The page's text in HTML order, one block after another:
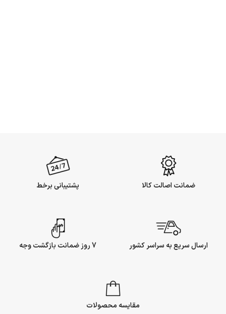
ضمانت اصالت کالا پشتیبانی برخط
ارسال سریع به سراسر کشور 7 روز ضمانت بازگشت وجه
مقایسه محصولات